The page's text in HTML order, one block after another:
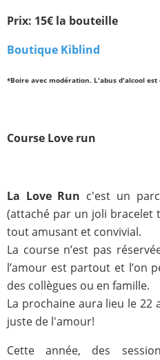
Prix: 15€ la bouteille
Boutique Kiblind
*Boire avec modération. L'abus d'alcool
Course Love run
La Love Run c'est un
(attaché par un joli bracelet
tout amusant et convivial.
La course n’est pas
l’amour est partout et l’on
des collègues ou en famille.
La prochaine aura lieu le 22
juste de l'amour!
Cette année, des